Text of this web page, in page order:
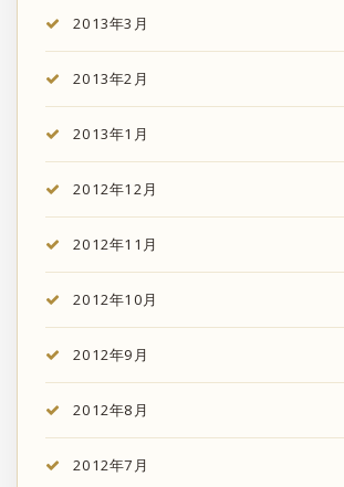
2013年3月
2013年2月
2013年1月
2012年12月
2012年11月
2012年10月
2012年9月
2012年8月
2012年7月